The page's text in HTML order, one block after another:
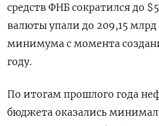
средств ФНБ сократился до
валюты упали до 209,15
минимума с момента
году.
По итогам прошлого года
бюджета оказались